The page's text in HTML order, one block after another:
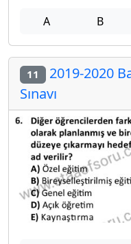
A B
11 2019-2020
Sınavı